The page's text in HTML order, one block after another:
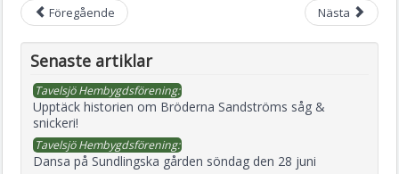
Föregående Nästa
Senaste artiklar
Tavelsjö Hembygdsförening:
Upptäck historien om Bröderna Sandströms såg &
snickeri!
Tavelsjö Hembygdsförening:
Dansa på Sundlingska gården söndag den 28 juni